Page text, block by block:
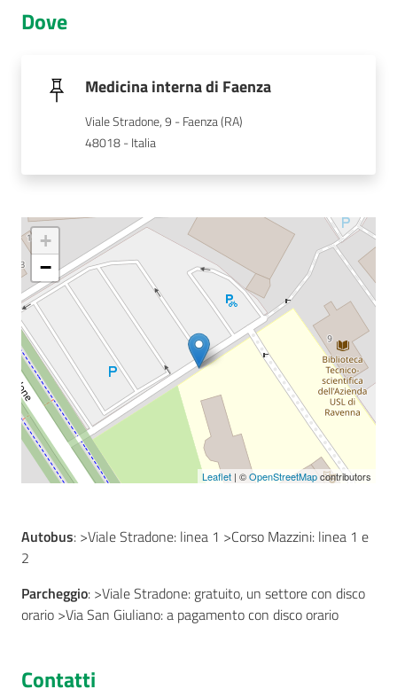
Servizi
e
Concorsi
Seguici
su
Dove
Medicina interna di Faenza
Viale Stradone, 9 - Faenza (RA)
48018 - Italia
+
−
Leaflet | ©OpenStreetMapcontributors
Autobus: >Viale Stradone: linea 1 >Corso Mazzini: linea 1 e
2
Parcheggio: >Viale Stradone: gratuito, un settore con disco
orario >Via San Giuliano: a pagamento con disco orario
Contatti